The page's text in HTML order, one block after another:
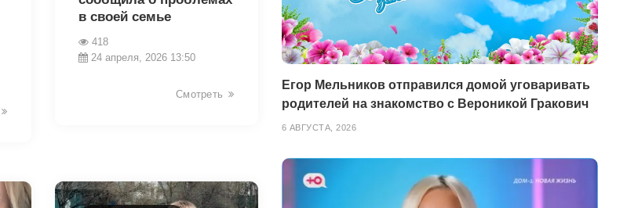
в своей семье
418
24 апреля, 2026 13:50
Смотреть
Егор Мельников отправился домой уговаривать
родителей на знакомство с Вероникой Гракович
6 АВГУСТА, 2026